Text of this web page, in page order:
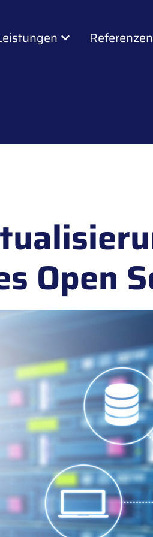
Referenzen
Open